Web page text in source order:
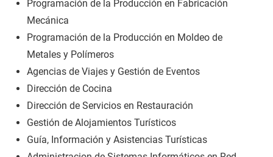
Programación de la Producción en Fabricación
Mecánica
Programación de la Producción en Moldeo de
Metales y Polímeros
Agencias de Viajes y Gestión de Eventos
Dirección de Cocina
Dirección de Servicios en Restauración
Gestión de Alojamientos Turísticos
Guía, Información y Asistencias Turísticas